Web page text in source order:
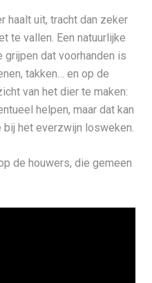
haalt uit, tracht dan zeker
te vallen. Een natuurlijke
dat voorhanden is
takken… en op de
van het dier te maken:
helpen, maar dat kan
het everzwijn losweken.
de houwers, die gemeen